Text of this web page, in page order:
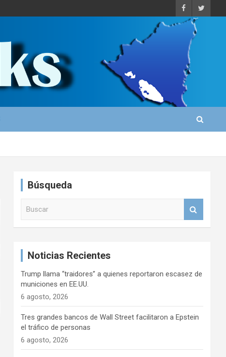
Búsqueda
Noticias Recientes
Trump llama “traidores” a quienes reportaron escasez de
municiones en EE.UU.
6 agosto, 2026
Tres grandes bancos de Wall Street facilitaron a Epstein
el tráfico de personas
6 agosto, 2026